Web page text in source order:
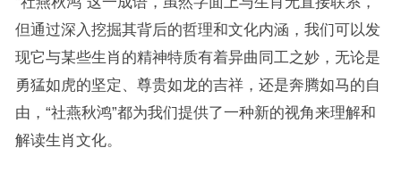
但通过深入挖掘其背后的哲理和文化内涵，我们可以发
现它与某些生肖的精神特质有着异曲同工之妙，无论是
勇猛如虎的坚定、尊贵如龙的吉祥，还是奔腾如马的自
由，“社燕秋鸿”都为我们提供了一种新的视角来理解和
解读生肖文化。